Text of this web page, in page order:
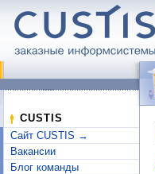
CUSTIS
Сайт CUSTIS →
Вакансии
Блог команды